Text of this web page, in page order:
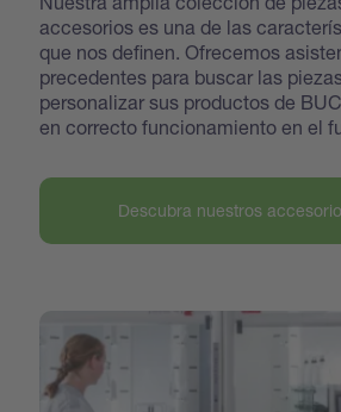
accesorios es una de las
que nos definen. Ofrecemos
precedentes para buscar las
personalizar sus productos de
en correcto funcionamiento en el
Descubra nuestros